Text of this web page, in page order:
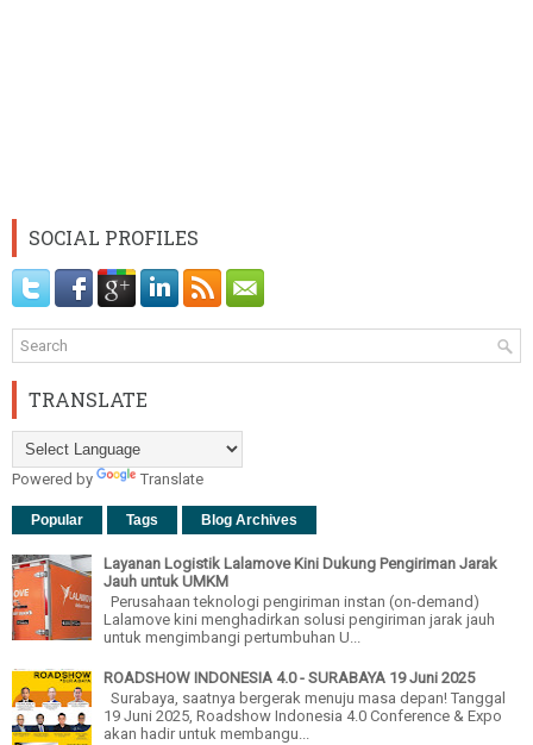
SOCIAL PROFILES
TRANSLATE
Powered by Translate
Popular Tags Blog Archives
Layanan Logistik Lalamove Kini Dukung Pengiriman Jarak
Jauh untuk UMKM
Perusahaan teknologi pengiriman instan (on-demand)
Lalamove kini menghadirkan solusi pengiriman jarak jauh
untuk mengimbangi pertumbuhan U...
ROADSHOW INDONESIA 4.0 - SURABAYA 19 Juni 2025
Surabaya, saatnya bergerak menuju masa depan! Tanggal
19 Juni 2025, Roadshow Indonesia 4.0 Conference & Expo
akan hadir untuk membangu...